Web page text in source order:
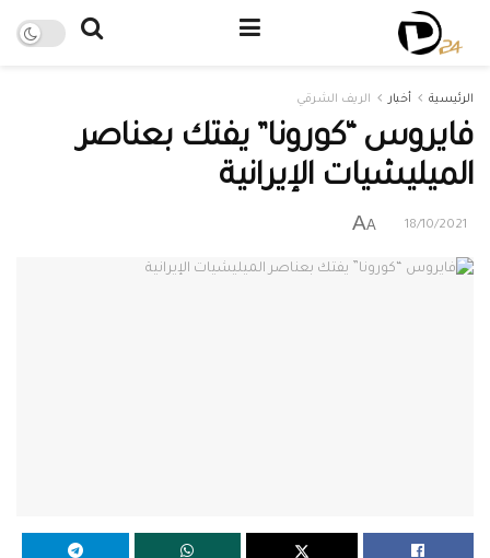
الرئيسية أخبار الريف الشرقي
فايروس “كورونا” يفتك بعناصر
الميليشيات الإيرانية
18/10/2021
A
A